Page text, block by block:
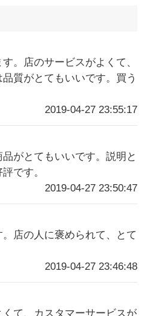
。店のサービスがよくて、
質がとてもいいです。買う
2019-04-27 23:55:17
がとてもいいです。説明と
です。
2019-04-27 23:50:47
店の人に褒められて、とて
2019-04-27 23:46:48
て、カスタマーサービスが